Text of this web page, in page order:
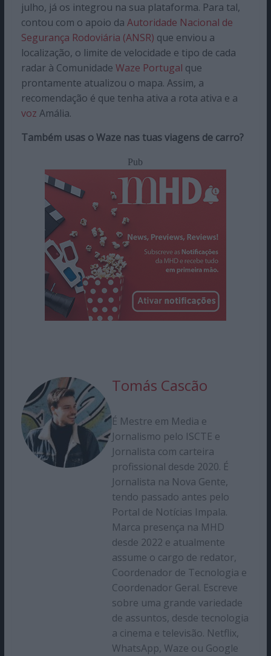
julho, já os integrou na sua plataforma. Para tal,
contou com o apoio da Autoridade Nacional de
Segurança Rodoviária (ANSR) que enviou a
localização, o limite de velocidade e tipo de cada
radar à Comunidade Waze Portugal que
prontamente atualizou o mapa. Assim, a
recomendação é que tenha ativa a rota ativa e a
voz Amália.
Também usas o Waze nas tuas viagens de carro?
Pub
Tomás Cascão
É Mestre em Media e
Jornalismo pelo ISCTE e
Jornalista com carteira
profissional desde 2020. É
Jornalista na Nova Gente,
tendo passado antes pelo
Portal de Notícias Impala.
Marca presença na MHD
desde 2022 e atualmente
assume o cargo de redator,
Coordenador de Tecnologia e
Coordenador Geral. Escreve
sobre uma grande variedade
de assuntos, desde tecnologia
a cinema e televisão. Netflix,
WhatsApp, Waze ou Google